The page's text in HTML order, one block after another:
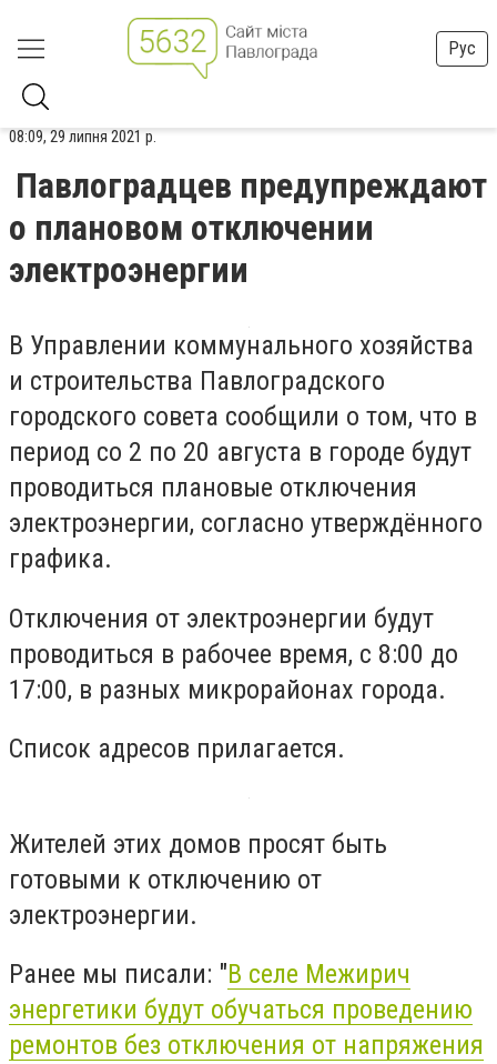
Рус
08:09, 29 липня 2021 р.
Павлоградцев предупреждают
о плановом отключении
электроэнергии
В Управлении коммунального хозяйства
и строительства Павлоградского
городского совета сообщили о том, что в
период со 2 по 20 августа в городе будут
проводиться плановые отключения
электроэнергии, согласно утверждённого
графика.
Отключения от электроэнергии будут
проводиться в рабочее время, с 8:00 до
17:00, в разных микрорайонах города.
Список адресов прилагается.
Жителей этих домов просят быть
готовыми к отключению от
электроэнергии.
Ранее мы писали: "В селе Межирич
энергетики будут обучаться проведению
ремонтов без отключения от напряжения